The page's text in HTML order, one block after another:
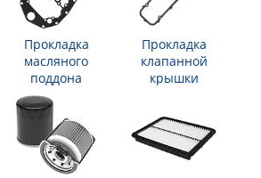
Прокладка
масляного
поддона
Прокладка
клапанной
крышки